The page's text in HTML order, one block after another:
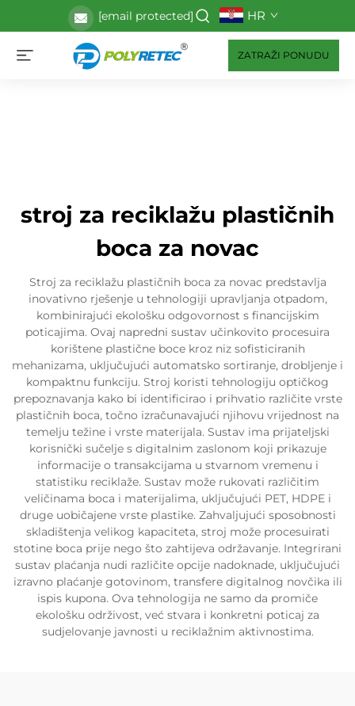
[email protected] HR
ZATRAŽI PONUDU
stroj za reciklažu plastičnih
boca za novac
Stroj za reciklažu plastičnih boca za novac predstavlja
inovativno rješenje u tehnologiji upravljanja otpadom,
kombinirajući ekološku odgovornost s financijskim
poticajima. Ovaj napredni sustav učinkovito procesuira
korištene plastične boce kroz niz sofisticiranih
mehanizama, uključujući automatsko sortiranje, drobljenje i
kompaktnu funkciju. Stroj koristi tehnologiju optičkog
prepoznavanja kako bi identificirao i prihvatio različite vrste
plastičnih boca, točno izračunavajući njihovu vrijednost na
temelju težine i vrste materijala. Sustav ima prijateljski
korisnički sučelje s digitalnim zaslonom koji prikazuje
informacije o transakcijama u stvarnom vremenu i
statistiku reciklaže. Sustav može rukovati različitim
veličinama boca i materijalima, uključujući PET, HDPE i
druge uobičajene vrste plastike. Zahvaljujući sposobnosti
skladištenja velikog kapaciteta, stroj može procesuirati
stotine boca prije nego što zahtijeva održavanje. Integrirani
sustav plaćanja nudi različite opcije nadoknade, uključujući
izravno plaćanje gotovinom, transfere digitalnog novčika ili
ispis kupona. Ova tehnologija ne samo da promiče
ekološku održivost, već stvara i konkretni poticaj za
sudjelovanje javnosti u reciklažnim aktivnostima.